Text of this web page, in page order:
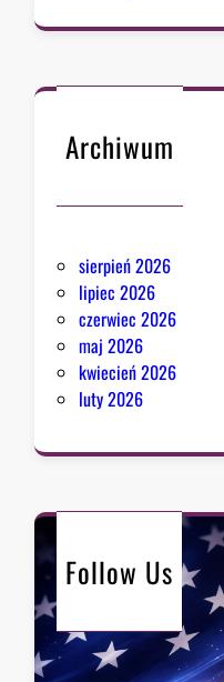
Archiwum
sierpień 2026
lipiec 2026
czerwiec 2026
maj 2026
kwiecień 2026
luty 2026
Follow Us